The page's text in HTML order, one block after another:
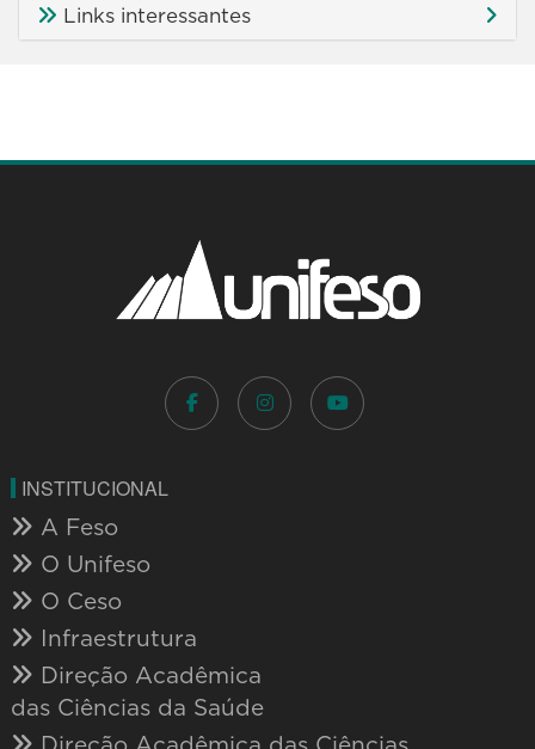
Links interessantes
INSTITUCIONAL
A Feso
O Unifeso
O Ceso
Infraestrutura
Direção Acadêmica
das Ciências da Saúde